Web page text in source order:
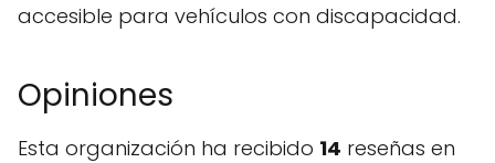
accesible para vehículos con discapacidad.
Opiniones
Esta organización ha recibido 14 reseñas en